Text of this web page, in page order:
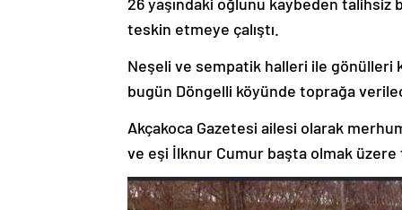
teskin etmeye çalıştı.
Neşeli ve sempatik halleri ile gönülleri
bugün Döngelli köyünde toprağa
Akçakoca Gazetesi ailesi olarak
ve eşi İlknur Cumur başta olmak üzere